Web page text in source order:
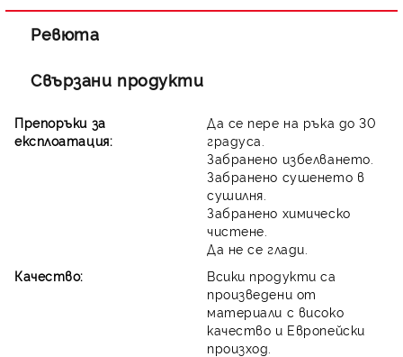
Ревюта
Свързани продукти
Препоръки за
експлоатация:
Да се пере на ръка до 30
градуса.
Забранено избелването.
Забранено сушенето в
сушилня.
Забранено химическо
чистене.
Да не се глади.
Качество:
Всики продукти са
произведени от
материали с високо
качество и Европейски
произход.